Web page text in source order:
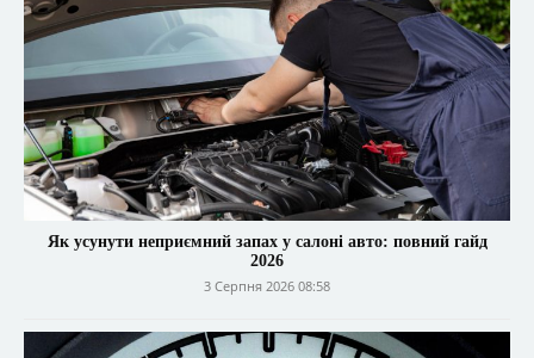
Як усунути неприємний запах у салоні авто: повний гайд
2026
3 Серпня 2026 08:58